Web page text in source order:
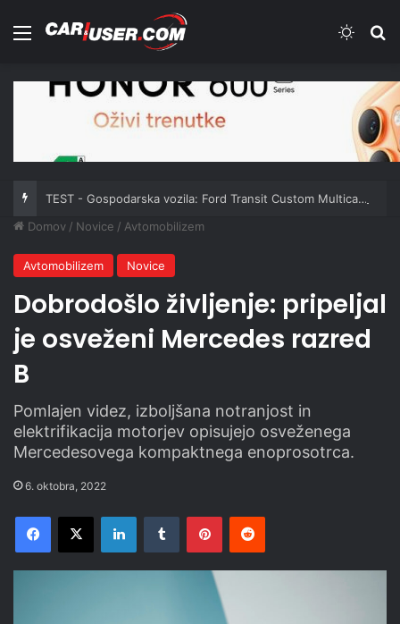
Meni
TEST - Gospodarska vozila: Ford Transit Custom Multicab 2.0 EcoBlue 170 KM A8
Domov / Novice / Avtomobilizem
Avtomobilizem Novice
Dobrodošlo življenje: pripeljal
je osveženi Mercedes razred
B
Pomlajen videz, izboljšana notranjost in
elektrifikacija motorjev opisujejo osveženega
Mercedesovega kompaktnega enoprosotrca.
6. oktobra, 2022
Facebook
X LinkedInTumblr PinterestReddit